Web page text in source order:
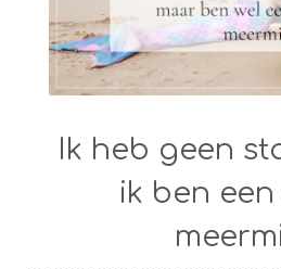
Ik heb geen
ik ben